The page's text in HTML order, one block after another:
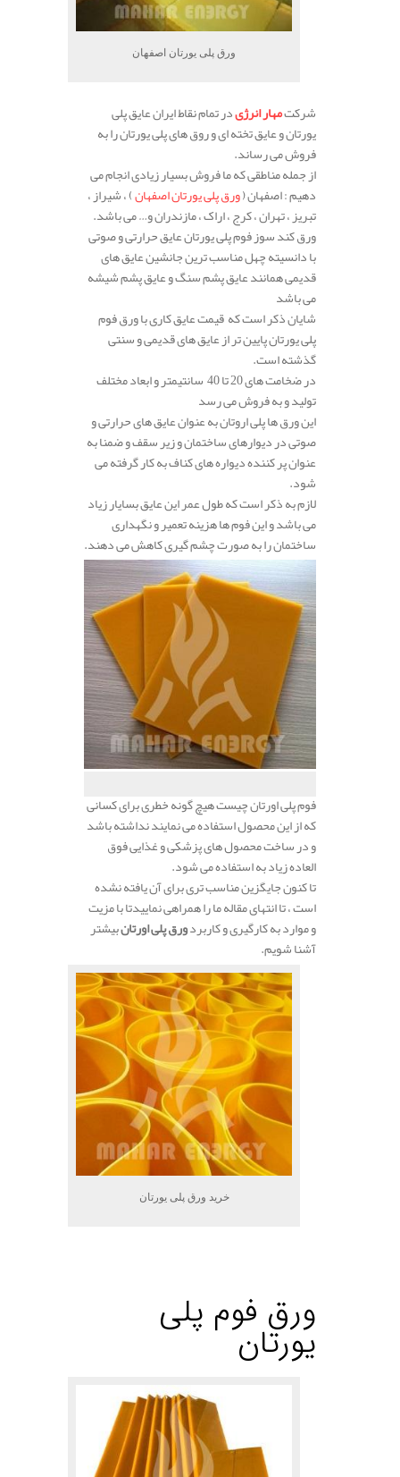
ورق پلی یورتان اصفهان
شرکتمهار انرژیدر تمام نقاط ایران عایق پلی
یورتان و عایق تخته ای و روق های پلی یورتان را به
فروش می رساند.
از جمله مناطقی که ما فروش بسیار زیادی انجام می
دهیم : اصفهان (ورق پلی یورتان اصفهان) ، شیراز ،
تبریز ، تهران ، کرج ، اراک ، مازندران و… می باشد.
ورق کند سوز فوم پلی یورتان عایق حرارتی و صوتی
با دانسیته چهل مناسب ترین جانشین عایق های
قدیمی همانند عایق پشم سنگ و عایق پشم شیشه
می باشد
شایان ذکر است که قیمت عایق کاری با ورق فوم
پلی یورتان پایین تر از عایق های قدیمی و سنتی
گذشته است.
در ضخامت های 20 تا 40 سانتیمتر و ابعاد مختلف
تولید و به فروش می رسد
این ورق ها پلی اروتان به عنوان عایق های حرارتی و
صوتی در دیوارهای ساختمان و زیر سقف و ضمنا به
عنوان پر کننده دیواره های کناف به کار گرفته می
شود.
لازم به ذکر است که طول عمر این عایق بسایار زیاد
می باشد و این فوم ها هزینه تعمیر و نگهداری
ساختمان را به صورت چشم گیری کاهش می دهند.
فوم پلی اورتان چیست هیچ گونه خطری برای کسانی
که از این محصول استفاده می نمایند نداشته باشد
و در ساخت محصول های پزشکی و غذایی فوق
العاده زیاد به استفاده می شود.
تا کنون جایگزین مناسب تری برای آن یافته نشده
است ، تا انتهای مقاله ما را همراهی نماییدتا با مزیت
و موارد به کارگیری و کاربردورق پلی اورتانبیشتر
آشنا شویم.
خرید ورق پلی یورتان
ورق فوم پلی
یورتان